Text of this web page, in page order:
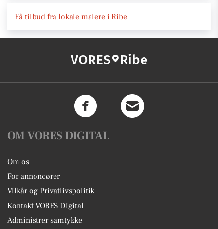
Få tilbud fra lokale malere i Ribe
VORES Ribe
OM VORES DIGITAL
Om os
For annoncører
Vilkår og Privatlivspolitik
Kontakt VORES Digital
Administrer samtykke